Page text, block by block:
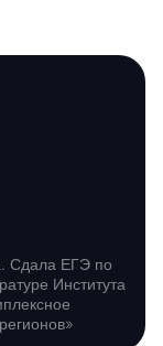
Сдала ЕГЭ по
Института